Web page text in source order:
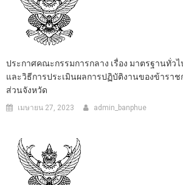
ประกาศคณะกรรมการกลาง เรื่อง มาตรฐานทั่ว
และวิธีการประเมินผลการปฏิบัติงานของข้าราช
ส่วนจังหวัด
เมษายน 27, 2023 admin_banphue